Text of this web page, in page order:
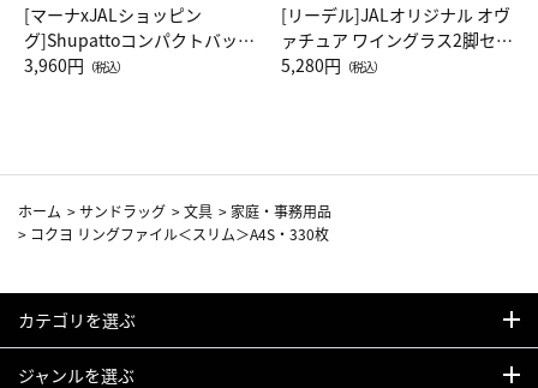
[マーナxJALショッピン
グ]Shupattoコンパクトバッグ
Drop JAL客室乗務員（LC）ス
3,960円 （税込）
[リーデル]JALオリジナル オヴ
ァチュア ワイングラス2脚セッ
ト（レッドワイン）
5,280円 （税込）
ホーム >サンドラッグ >文具 > 家庭・事務用品
> コクヨ リングファイル＜スリム＞A4S・330枚
カテゴリを選ぶ
ジャンルを選ぶ